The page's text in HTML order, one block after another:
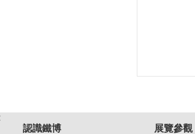
認識鐵博
展覽參觀